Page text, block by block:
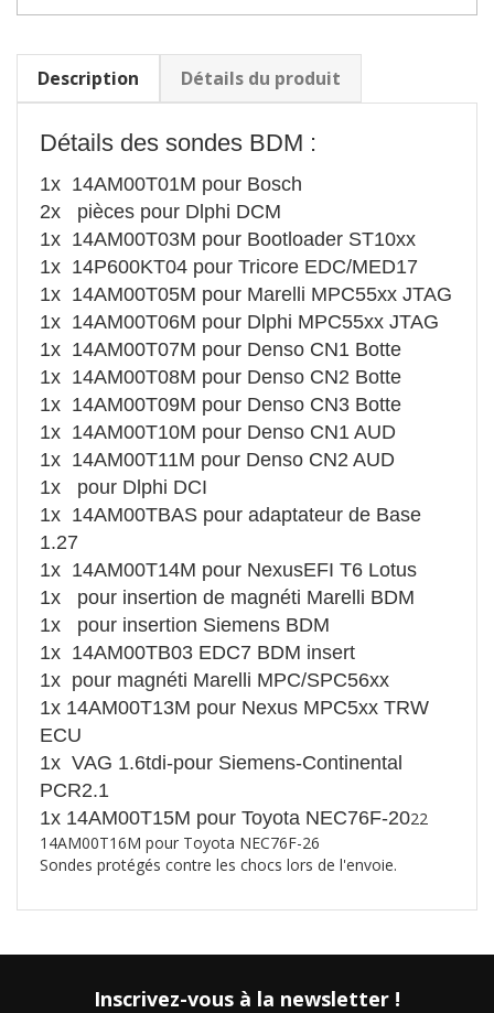
Description Détails du produit
Détails des sondes BDM :
1x 14AM00T01M pour Bosch
2x pièces pour Dlphi DCM
1x 14AM00T03M pour Bootloader ST10xx
1x 14P600KT04 pour Tricore EDC/MED17
1x 14AM00T05M pour Marelli MPC55xx JTAG
1x 14AM00T06M pour Dlphi MPC55xx JTAG
1x 14AM00T07M pour Denso CN1 Botte
1x 14AM00T08M pour Denso CN2 Botte
1x 14AM00T09M pour Denso CN3 Botte
1x 14AM00T10M pour Denso CN1 AUD
1x 14AM00T11M pour Denso CN2 AUD
1x pour Dlphi DCI
1x 14AM00TBAS pour adaptateur de Base
1.27
1x 14AM00T14M pour NexusEFI T6 Lotus
1x pour insertion de magnéti Marelli BDM
1x pour insertion Siemens BDM
1x 14AM00TB03 EDC7 BDM insert
1x pour magnéti Marelli MPC/SPC56xx
1x 14AM00T13M pour Nexus MPC5xx TRW
ECU
1x VAG 1.6tdi-pour Siemens-Continental
PCR2.1
1x 14AM00T15M pour Toyota NEC76F-2022
14AM00T16M pour Toyota NEC76F-26
Sondes protégés contre les chocs lors de l'envoie.
Inscrivez-vous à la newsletter !